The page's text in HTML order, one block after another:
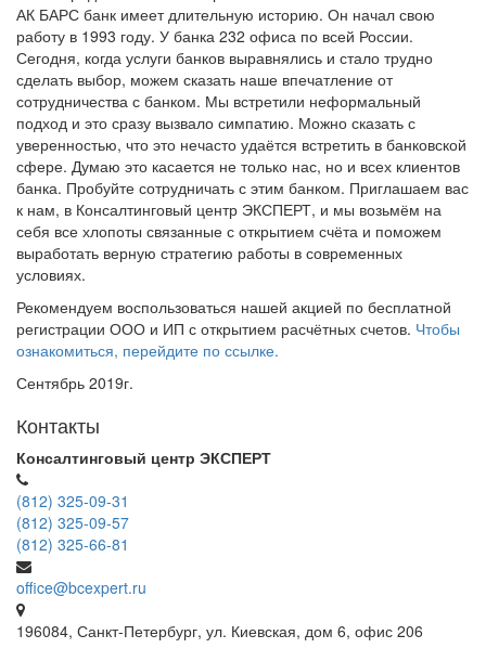
АК БАРС банк имеет длительную историю. Он начал свою
работу в 1993 году. У банка 232 офиса по всей России.
Сегодня, когда услуги банков выравнялись и стало трудно
сделать выбор, можем сказать наше впечатление от
сотрудничества с банком. Мы встретили неформальный
подход и это сразу вызвало симпатию. Можно сказать с
уверенностью, что это нечасто удаётся встретить в банковской
сфере. Думаю это касается не только нас, но и всех клиентов
банка. Пробуйте сотрудничать с этим банком. Приглашаем вас
к нам, в Консалтинговый центр ЭКСПЕРТ, и мы возьмём на
себя все хлопоты связанные с открытием счёта и поможем
выработать верную стратегию работы в современных
условиях.
Рекомендуем воспользоваться нашей акцией по бесплатной
регистрации ООО и ИП с открытием расчётных счетов. Чтобы
ознакомиться, перейдите по ссылке.
Сентябрь 2019г.
Контакты
Консалтинговый центр ЭКСПЕРТ
(812) 325-09-31
(812) 325-09-57
(812) 325-66-81
office@bcexpert.ru
196084, Санкт-Петербург, ул. Киевская, дом 6, офис 206